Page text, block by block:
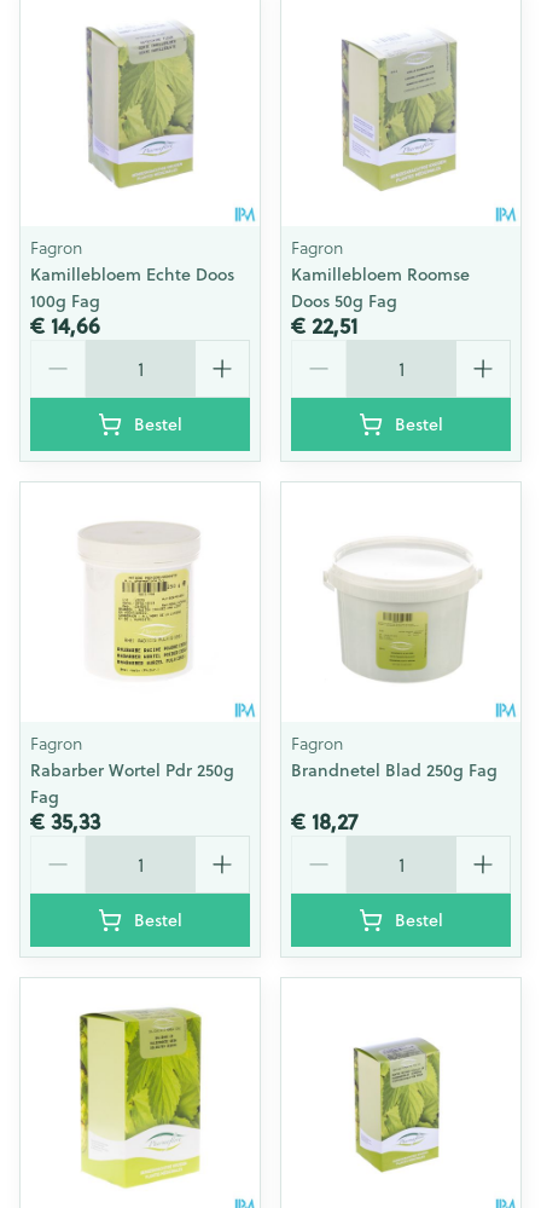
Fagron
Kamillebloem Echte Doos
100g Fag
€ 14,66
Bestel
Fagron
Kamillebloem Roomse
Doos 50g Fag
€ 22,51
Bestel
Fagron
Rabarber Wortel Pdr 250g
Fag
€ 35,33
Bestel
Fagron
Brandnetel Blad 250g Fag
€ 18,27
Bestel